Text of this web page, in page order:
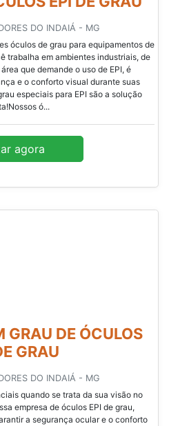
DO INDAIÁ - MG
óculos de grau para equipamentos de
trabalha em ambientes industriais, de
que demande o uso de EPI, é
e o conforto visual durante suas
especiais para EPI são a solução
ó...
agora
GRAU DE ÓCULOS
GRAU
DO INDAIÁ - MG
quando se trata da sua visão no
empresa de óculos EPI de grau,
a segurança ocular e o conforto